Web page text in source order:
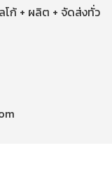
โก้ + ผลิต + จัดส่งทั่ว